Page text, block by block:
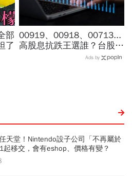
部
了
00919、00918、00713...
高股息抗跌王選誰？台股7
月跌6％，它竟逆勢漲
Ads by
天堂！Nintendo設子公司「不再屬於
移交，會有eshop、價格有變？